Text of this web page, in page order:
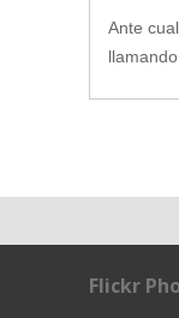
Ante
Flickr